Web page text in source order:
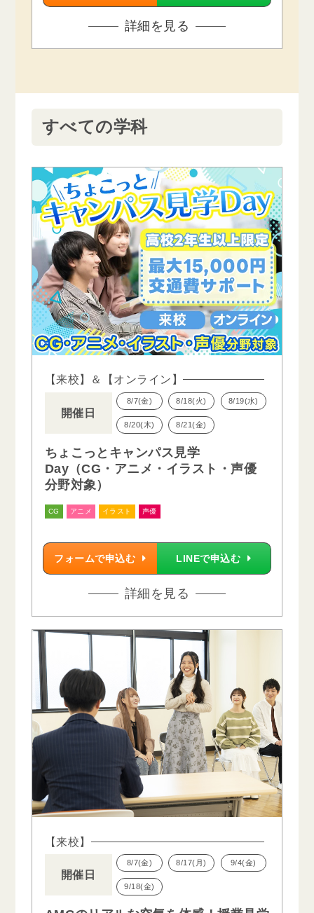
詳細を見る
すべての学科
【来校】＆【オンライン】
開催日
8/7(金) 8/18(火) 8/19(水)
8/20(木) 8/21(金)
ちょこっとキャンパス見学
Day（CG・アニメ・イラスト・声優
分野対象）
CG アニメ イラスト 声優
フォームで申込む LINEで申込む
詳細を見る
【来校】
開催日
8/7(金) 8/17(月) 9/4(金)
9/18(金)